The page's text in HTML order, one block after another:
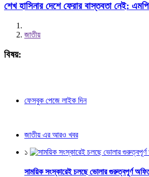
শেখ হাসিনার দেশে ফেরার বাস্তবতা নেই: এমপি
জাতীয়
বিষয়:
ফেসবুক পেজে লাইক দিন
জাতীয় এর আরও খবর
১
সাময়িক সংস্কারেই চলছে ভোলার গুরুত্বপূর্ণ